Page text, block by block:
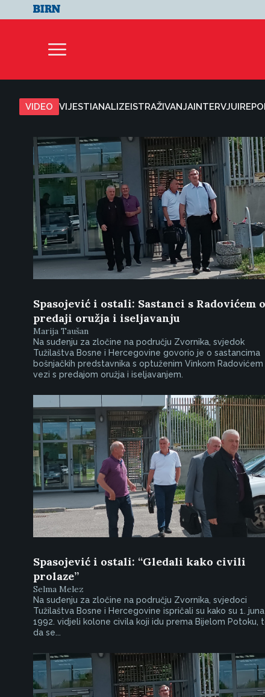
VIDEO VIJESTIANALIZEISTRAŽIVANJAINTERVJUI
Spasojević i ostali: Sastanci s Radovićem o
predaji oružja i iseljavanju
Marija Taušan
Na suđenju za zločine na području Zvornika, svjedok
Tužilaštva Bosne i Hercegovine govorio je o sastancima
bošnjačkih predstavnika s optuženim Vinkom Radovićem
vezi s predajom oružja i iseljavanjem.
Spasojević i ostali: “Gledali kako civili
prolaze”
Selma Melez
Na suđenju za zločine na području Zvornika, svjedoci
Tužilaštva Bosne i Hercegovine ispričali su kako su 1. juna
1992. vidjeli kolone civila koji idu prema Bijelom Potoku,
da se...